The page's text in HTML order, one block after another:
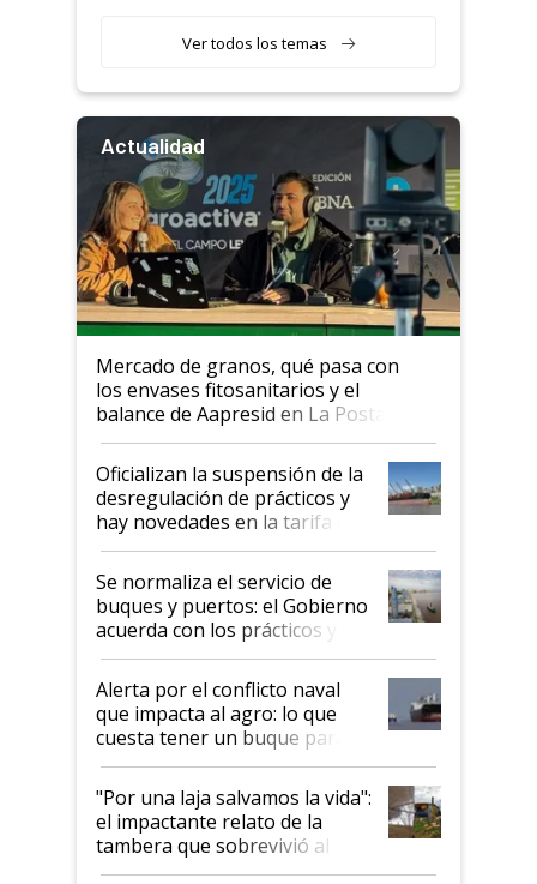
Ver todos los temas
Actualidad
Mercado de granos, qué pasa con
los envases fitosanitarios y el
balance de Aapresid en La Posta
Oficializan la suspensión de la
desregulación de prácticos y
hay novedades en la tarifa de
la hidrovía
Se normaliza el servicio de
buques y puertos: el Gobierno
acuerda con los prácticos y
suspende el decreto de
desregulación
Alerta por el conflicto naval
que impacta al agro: lo que
cuesta tener un buque parado
y el peligro de que Argentina
pase a ser "país sucio"
"Por una laja salvamos la vida":
el impactante relato de la
tambera que sobrevivió al
tornado